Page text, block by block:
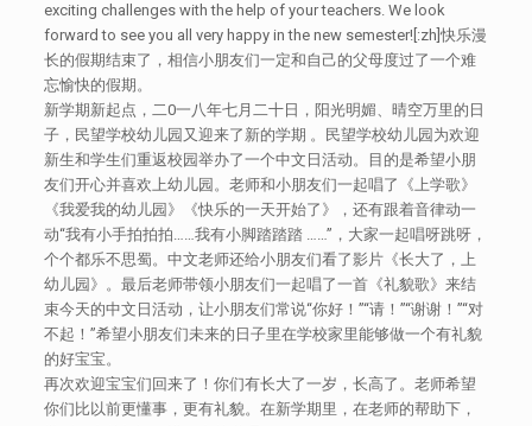
exciting challenges with the help of your teachers. We look
forward to see you all very happy in the new semester![:zh]快乐漫
长的假期结束了，相信小朋友们一定和自己的父母度过了一个难
忘愉快的假期。
新学期新起点，二0一八年七月二十日，阳光明媚、晴空万里的日
子，民望学校幼儿园又迎来了新的学期 。民望学校幼儿园为欢迎
新生和学生们重返校园举办了一个中文日活动。目的是希望小朋
友们开心并喜欢上幼儿园。老师和小朋友们一起唱了《上学歌》
《我爱我的幼儿园》《快乐的一天开始了》，还有跟着音律动一
动“我有小手拍拍拍……我有小脚踏踏踏 ……”，大家一起唱呀跳呀，
个个都乐不思蜀。中文老师还给小朋友们看了影片《长大了，上
幼儿园》。最后老师带领小朋友们一起唱了一首《礼貌歌》来结
束今天的中文日活动，让小朋友们常说“你好！”“请！”“谢谢！”“对
不起！”希望小朋友们未来的日子里在学校家里能够做一个有礼貌
的好宝宝。
再次欢迎宝宝们回来了！你们有长大了一岁，长高了。老师希望
你们比以前更懂事，更有礼貌。在新学期里，在老师的帮助下，